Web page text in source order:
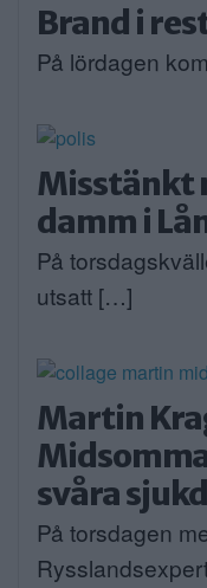
Brand i
På lördagen
Misstänkt
damm i
På
utsatt […]
Martin
svåra
På torsdagen